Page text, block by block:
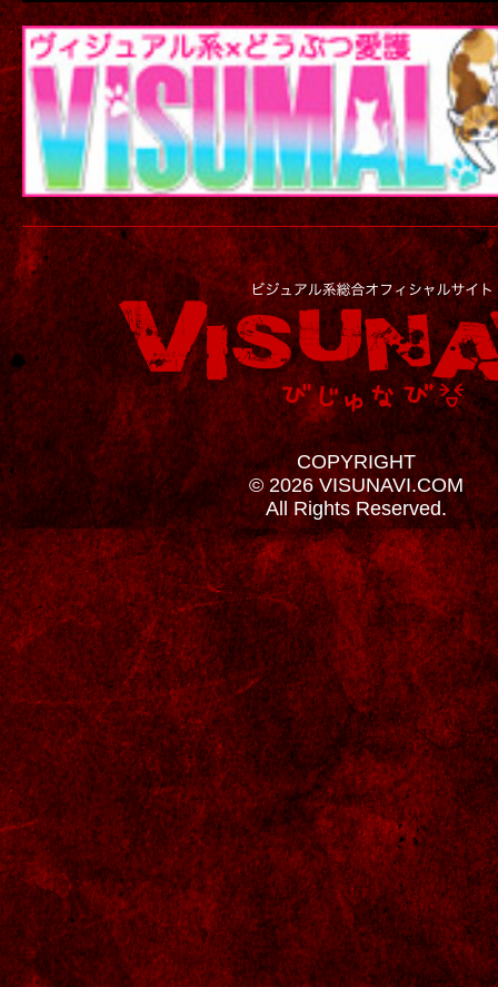
COPYRIGHT
© 2026 VISUNAVI.COM
All Rights Reserved.